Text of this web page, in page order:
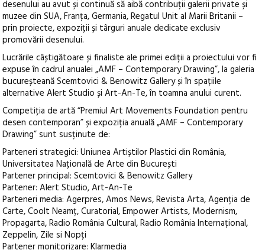
desenului au avut și continuă să aibă contribuții galerii private și
muzee din SUA, Franța, Germania, Regatul Unit al Marii Britanii –
prin proiecte, expoziții și târguri anuale dedicate exclusiv
promovării desenului.
Lucrările câștigătoare și finaliste ale primei ediții a proiectului vor fi
expuse în cadrul anualei „AMF – Contemporary Drawing”, la galeria
bucureșteană Scemtovici & Benowitz Gallery și în spațiile
alternative Alert Studio și Art-An-Te, în toamna anului curent.
Competiția de artă “Premiul Art Movements Foundation pentru
desen contemporan” și expoziția anuală „AMF – Contemporary
Drawing” sunt susținute de:
Parteneri strategici: Uniunea Artiștilor Plastici din România,
Universitatea Națională de Arte din București
Partener principal: Scemtovici & Benowitz Gallery
Partener: Alert Studio, Art-An-Te
Parteneri media: Agerpres, Amos News, Revista Arta, Agenția de
Carte, Coolt Neamț, Curatorial, Empower Artists, Modernism,
Propagarta, Radio România Cultural, Radio România Internațional,
Zeppelin, Zile si Nopți
Partener monitorizare: Klarmedia